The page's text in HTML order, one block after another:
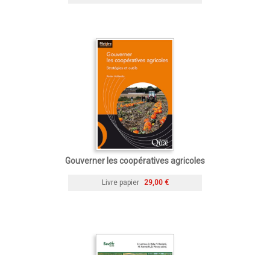
Gouverner les coopératives agricoles
Livre papier 29,00 €